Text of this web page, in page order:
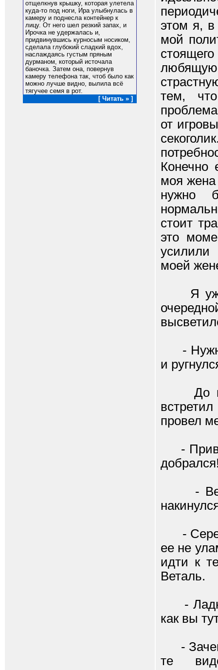
отщелкнув крышку, которая улетела
куда-то под ноги, Ира улыбнулась в
камеру и поднесла контейнер к
лицу. От него шел резкий запах, и
Ирочка не удержалась и,
придвинувшись курносым носиком,
сделала глубокий сладкий вдох,
наслаждаясь густым пряным
дурманом, который источала
баночка. Затем она, повернув
камеру телефона так, чтоб было как
можно лучше видно, вылила всё
тягучее семя в рот.
[ Читать » ]
этом я, в
мой
тем,
от
Конечно
моя
нужно
стоит
это
усилили
моей
Я уже
- Нужно
и
До
провел
-
-
-
ее не
идти к
Веталь.
-
как вы
- Зачем
те